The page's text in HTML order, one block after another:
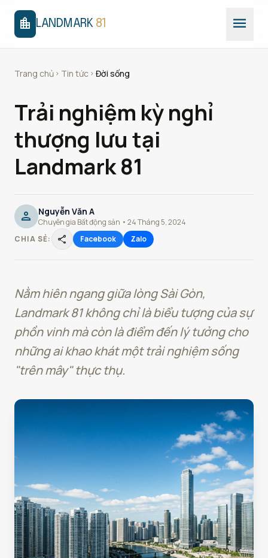
location_city LANDMARK 81 menu
Trang chủ chevron_right Tin tức chevron_right Đời sống
Trải nghiệm kỳ nghỉ
thượng lưu tại
Landmark 81
person Nguyễn Văn A
Chuyên gia Bất động sản • 24 Tháng 5, 2024
CHIA SẺ:
share Facebook Zalo
Nằm hiên ngang giữa lòng Sài Gòn,
Landmark 81 không chỉ là biểu tượng của sự
phồn vinh mà còn là điểm đến lý tưởng cho
những ai khao khát một trải nghiệm sống
"trên mây" thực thụ.